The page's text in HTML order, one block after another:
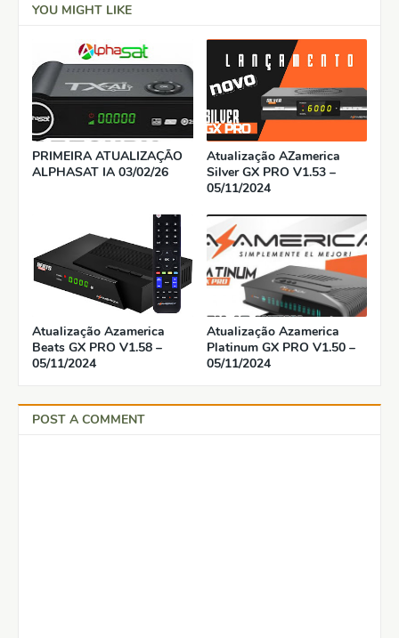
YOU MIGHT LIKE
PRIMEIRA ATUALIZAÇÃO
ALPHASAT IA 03/02/26
Atualização AZamerica
Silver GX PRO V1.53 –
05/11/2024
Atualização Azamerica
Beats GX PRO V1.58 –
05/11/2024
Atualização Azamerica
Platinum GX PRO V1.50 –
05/11/2024
POST A COMMENT